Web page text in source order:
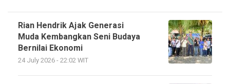
Rian Hendrik Ajak Generasi
Muda Kembangkan Seni Budaya
Bernilai Ekonomi
24 July 2026 - 22:02 WIT